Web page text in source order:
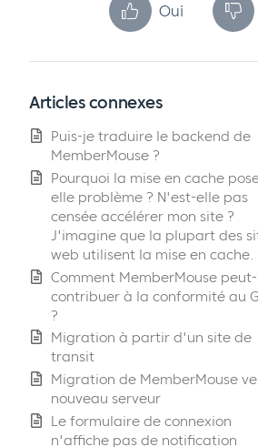
Oui
Articles connexes
Puis-je traduire le backend de
MemberMouse ?
Pourquoi la mise en cache
elle problème ? N'est-elle pas
censée accélérer mon site ?
J'imagine que la plupart des
web utilisent la mise en cache.
Comment MemberMouse
contribuer à la conformité au
?
Migration à partir d'un site de
transit
Migration de MemberMouse
nouveau serveur
Le formulaire de connexion
n'affiche pas de notification